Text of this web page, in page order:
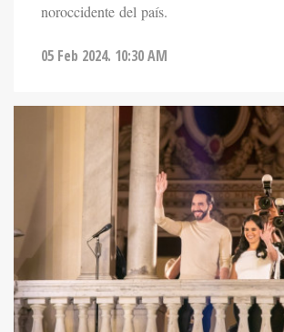
noroccidente del país.
05 Feb 2024. 10:30 AM